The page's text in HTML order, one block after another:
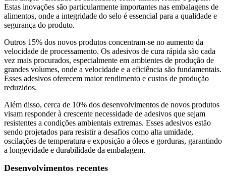
Estas inovações são particularmente importantes nas embalagens de
alimentos, onde a integridade do selo é essencial para a qualidade e
segurança do produto.
Outros 15% dos novos produtos concentram-se no aumento da
velocidade de processamento. Os adesivos de cura rápida são cada
vez mais procurados, especialmente em ambientes de produção de
grandes volumes, onde a velocidade e a eficiência são fundamentais.
Esses adesivos oferecem maior rendimento e custos de produção
reduzidos.
Além disso, cerca de 10% dos desenvolvimentos de novos produtos
visam responder à crescente necessidade de adesivos que sejam
resistentes a condições ambientais extremas. Esses adesivos estão
sendo projetados para resistir a desafios como alta umidade,
oscilações de temperatura e exposição a óleos e gorduras, garantindo
a longevidade e durabilidade da embalagem.
Desenvolvimentos recentes